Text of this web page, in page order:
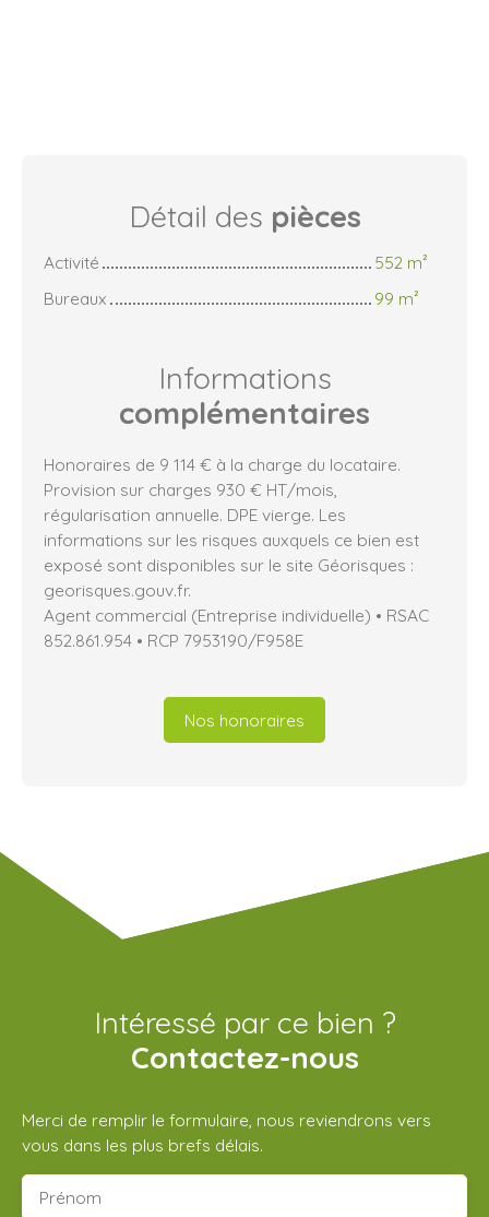
Détail des pièces
Activité
552 m²
Bureaux
99 m²
Informations
complémentaires
Honoraires de 9 114 € à la charge du locataire.
Provision sur charges 930 € HT/mois,
régularisation annuelle. DPE vierge. Les
informations sur les risques auxquels ce bien est
exposé sont disponibles sur le site Géorisques :
georisques.gouv.fr.
Agent commercial (Entreprise individuelle) • RSAC
852.861.954 • RCP 7953190/F958E
Nos honoraires
Intéressé par ce bien ?
Contactez-nous
Merci de remplir le formulaire, nous reviendrons vers
vous dans les plus brefs délais.
Prénom